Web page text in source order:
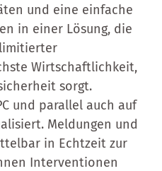
und eine einfache
in einer Lösung, die
Wirtschaftlichkeit,
sorgt.
und parallel auch auf
Meldungen und
in Echtzeit zur
Interventionen